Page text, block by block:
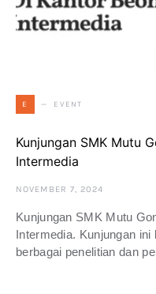
E EVENT
Kunjungan SMK Mutu
Intermedia
NOVEMBER 7, 2024
Kunjungan SMK Mutu
Intermedia. Kunjungan
berbagai penelitian dan